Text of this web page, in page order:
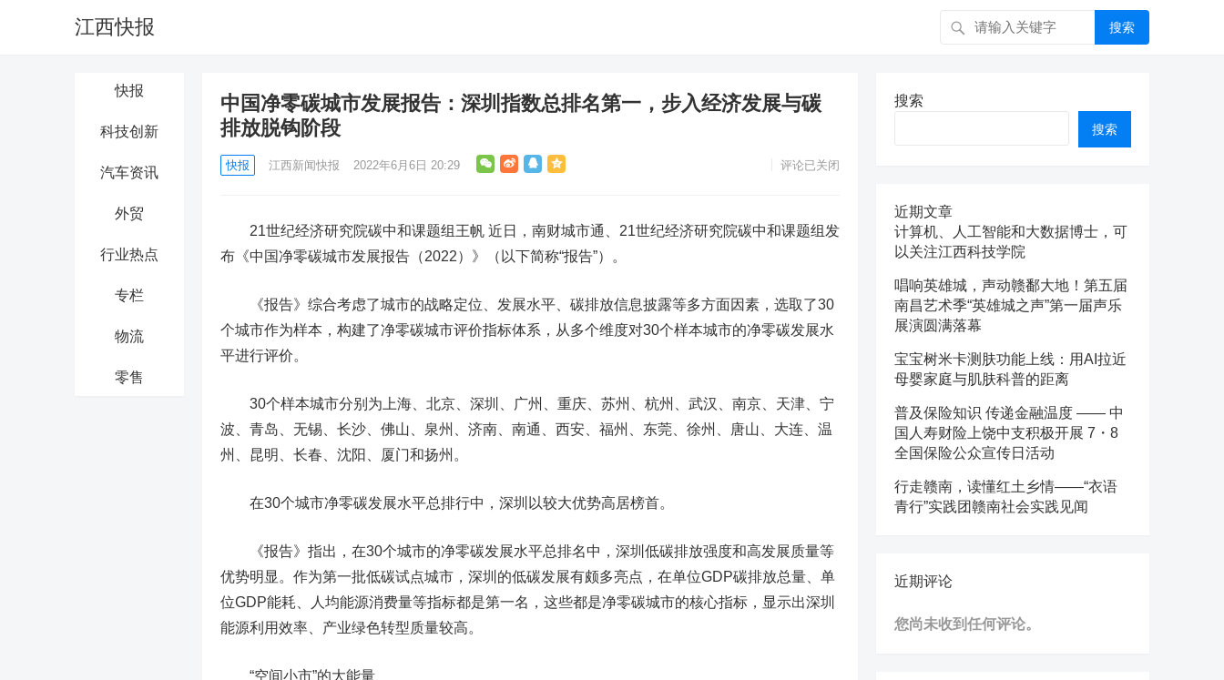
江西快报 搜索
快报
科技创新
汽车资讯
外贸
行业热点
专栏
物流
零售
中国净零碳城市发展报告：深圳指数总排名第一，步入经济发展与碳
排放脱钩阶段
快报 江西新闻快报 2022年6月6日 20:29 评论已关闭
21世纪经济研究院碳中和课题组王帆 近日，南财城市通、21世纪经济研究院碳中和课题组发
布《中国净零碳城市发展报告（2022）》（以下简称“报告”）。
《报告》综合考虑了城市的战略定位、发展水平、碳排放信息披露等多方面因素，选取了30
个城市作为样本，构建了净零碳城市评价指标体系，从多个维度对30个样本城市的净零碳发展水
平进行评价。
30个样本城市分别为上海、北京、深圳、广州、重庆、苏州、杭州、武汉、南京、天津、宁
波、青岛、无锡、长沙、佛山、泉州、济南、南通、西安、福州、东莞、徐州、唐山、大连、温
州、昆明、长春、沈阳、厦门和扬州。
在30个城市净零碳发展水平总排行中，深圳以较大优势高居榜首。
《报告》指出，在30个城市的净零碳发展水平总排名中，深圳低碳排放强度和高发展质量等
优势明显。作为第一批低碳试点城市，深圳的低碳发展有颇多亮点，在单位GDP碳排放总量、单
位GDP能耗、人均能源消费量等指标都是第一名，这些都是净零碳城市的核心指标，显示出深圳
能源利用效率、产业绿色转型质量较高。
“空间小市”的大能量
搜索
搜索
近期文章
计算机、人工智能和大数据博士，可
以关注江西科技学院
唱响英雄城，声动赣鄱大地！第五届
南昌艺术季“英雄城之声”第一届声乐
展演圆满落幕
宝宝树米卡测肤功能上线：用AI拉近
母婴家庭与肌肤科普的距离
普及保险知识 传递金融温度 —— 中
国人寿财险上饶中支积极开展 7・8
全国保险公众宣传日活动
行走赣南，读懂红土乡情——“衣语
青行”实践团赣南社会实践见闻
近期评论
您尚未收到任何评论。